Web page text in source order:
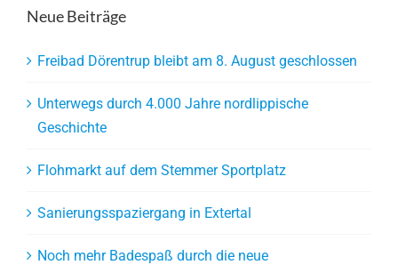
Neue Beiträge
Freibad Dörentrup bleibt am 8. August geschlossen
Unterwegs durch 4.000 Jahre nordlippische
Geschichte
Flohmarkt auf dem Stemmer Sportplatz
Sanierungsspaziergang in Extertal
Noch mehr Badespaß durch die neue